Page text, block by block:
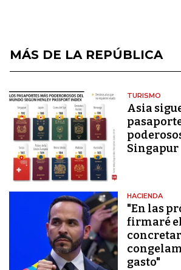
MÁS DE LA REPÚBLICA
TURISMO
Asia
Singapur
HACIENDA
"En las
firmaré
gasto"